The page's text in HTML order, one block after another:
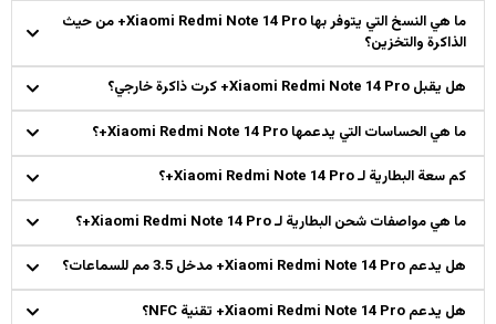
ما هي النسخ التي يتوفر بها Xiaomi Redmi Note 14 Pro+ من حيث
الذاكرة والتخزين؟
هل يقبل Xiaomi Redmi Note 14 Pro+ كرت ذاكرة خارجي؟
ما هي الحساسات التي يدعمها Xiaomi Redmi Note 14 Pro+؟
كم سعة البطارية لـ Xiaomi Redmi Note 14 Pro+؟
ما هي مواصفات شحن البطارية لـ Xiaomi Redmi Note 14 Pro+؟
هل يدعم Xiaomi Redmi Note 14 Pro+ مدخل 3.5 مم للسماعات؟
هل يدعم Xiaomi Redmi Note 14 Pro+ تقنية NFC؟